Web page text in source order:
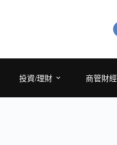
投資/理財 商管財經